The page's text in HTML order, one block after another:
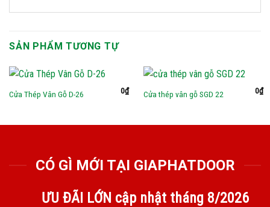
SẢN PHẨM TƯƠNG TỰ
Cửa Thép Vân Gỗ D-26 0₫ Cửa thép vân gỗ SGD 22 0₫
CÓ GÌ MỚI TẠI GIAPHATDOOR
ƯU ĐÃI LỚN cập nhật tháng 8/2026